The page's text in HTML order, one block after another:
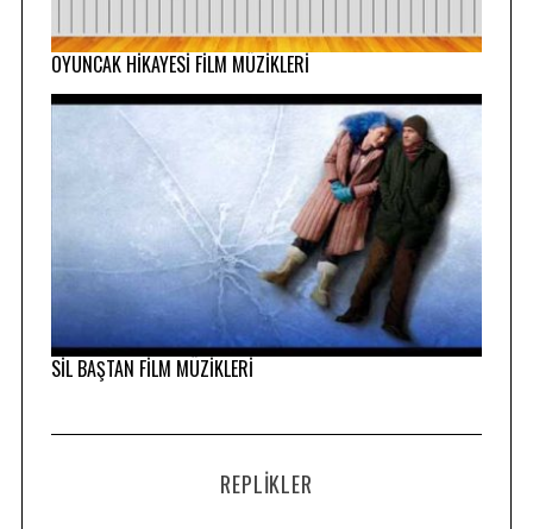
OYUNCAK HİKAYESİ FİLM MÜZİKLERİ
SİL BAŞTAN FİLM MÜZİKLERİ
REPLIKLER